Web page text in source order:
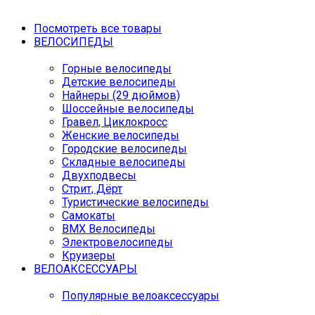
Посмотреть все товары
ВЕЛОСИПЕДЫ
Горные велосипеды
Детские велосипеды
Найнеры (29 дюймов)
Шоссейные велосипеды
Гравел, Циклокросс
Женские велосипеды
Городcкие велосипеды
Складные велосипеды
Двухподвесы
Стрит, Дёрт
Туристические велосипеды
Самокаты
BMX Велосипеды
Электровелосипеды
Круизеры
ВЕЛОАКСЕССУАРЫ
Популярные велоаксессуары